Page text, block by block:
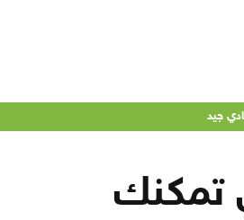
جيد
تمكنك